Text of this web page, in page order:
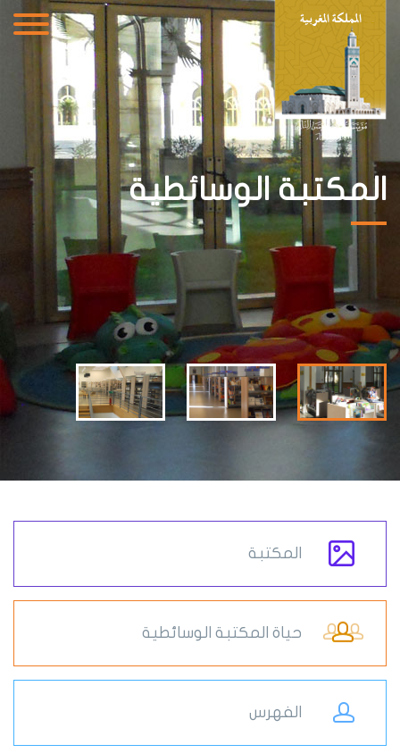
المكتبة الوسائطية
المكتبة
حياة المكتبة الوسائطية
الفهرس